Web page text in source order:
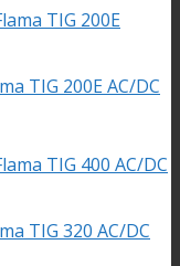
TIG 200E AC/DC
TIG 320 AC/DC